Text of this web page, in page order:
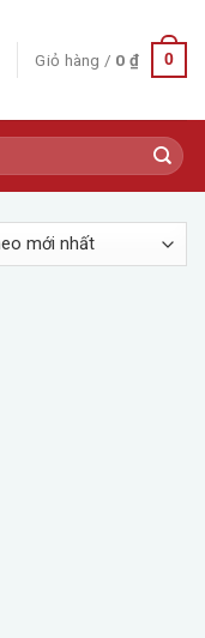
Giỏ hàng / 0 ₫ 0